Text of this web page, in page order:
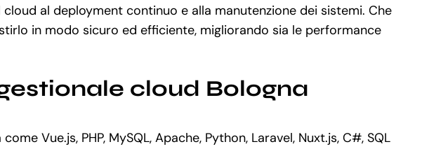
al deployment continuo e alla manutenzione dei sistemi. Che
in modo sicuro ed efficiente, migliorando sia le performance
cloud Bologna
Vue.js, PHP, MySQL, Apache, Python, Laravel, Nuxt.js, C#, SQL